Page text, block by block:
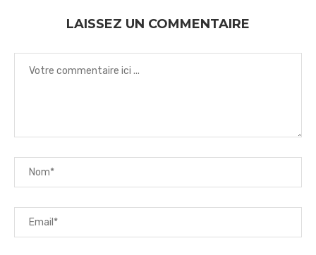
LAISSEZ UN COMMENTAIRE